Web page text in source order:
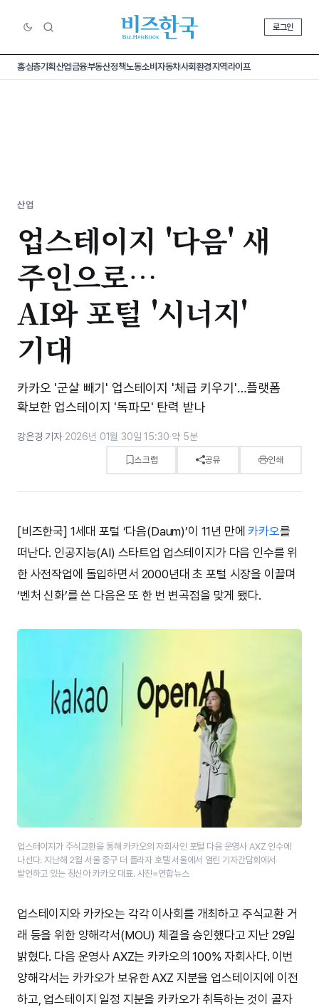
로그인
홈심층기획산업금융부동산정책노동소비 자동차사회환경지역라이프
산업
업스테이지 '다음' 새
주인으로…
AI와 포털 '시너지'
기대
카카오 '군살 빼기' 업스테이지 '체급 키우기'…플랫폼
확보한 업스테이지 '독파모' 탄력 받나
강은경 기자·2026년 01월 30일 15:30·약 5분
스크랩 공유 인쇄
[비즈한국] 1세대 포털 ‘다음(Daum)’이 11년 만에 카카오를
떠난다. 인공지능(AI) 스타트업 업스테이지가 다음 인수를 위
한 사전작업에 돌입하면서 2000년대 초 포털 시장을 이끌며
‘벤처 신화’를 쓴 다음은 또 한 번 변곡점을 맞게 됐다.
업스테이지가 주식교환을 통해 카카오의 자회사인 포털 다음 운영사 AXZ 인수에
나선다. 지난해 2월 서울 중구 더 플라자 호텔 서울에서 열린 기자간담회에서
발언하고 있는 정신아 카카오 대표. 사진=연합뉴스
업스테이지와 카카오는 각각 이사회를 개최하고 주식교환 거
래 등을 위한 양해각서(MOU) 체결을 승인했다고 지난 29일
밝혔다. 다음 운영사 AXZ는 카카오의 100% 자회사다. 이번
양해각서는 카카오가 보유한 AXZ 지분을 업스테이지에 이전
하고, 업스테이지 일정 지분을 카카오가 취득하는 것이 골자